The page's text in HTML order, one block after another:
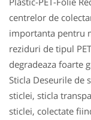
centrelor de
importanta pentru
reziduri de tipul
degradeaza foarte
Sticla Deseurile de
sticlei, sticla
sticlei, colectate